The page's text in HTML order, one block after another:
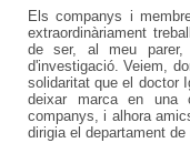
Els companys i
extraordinàriament
de ser, al meu
d'investigació. Veiem,
solidaritat que el doctor
deixar marca en una
companys, i alhora
dirigia el departament de